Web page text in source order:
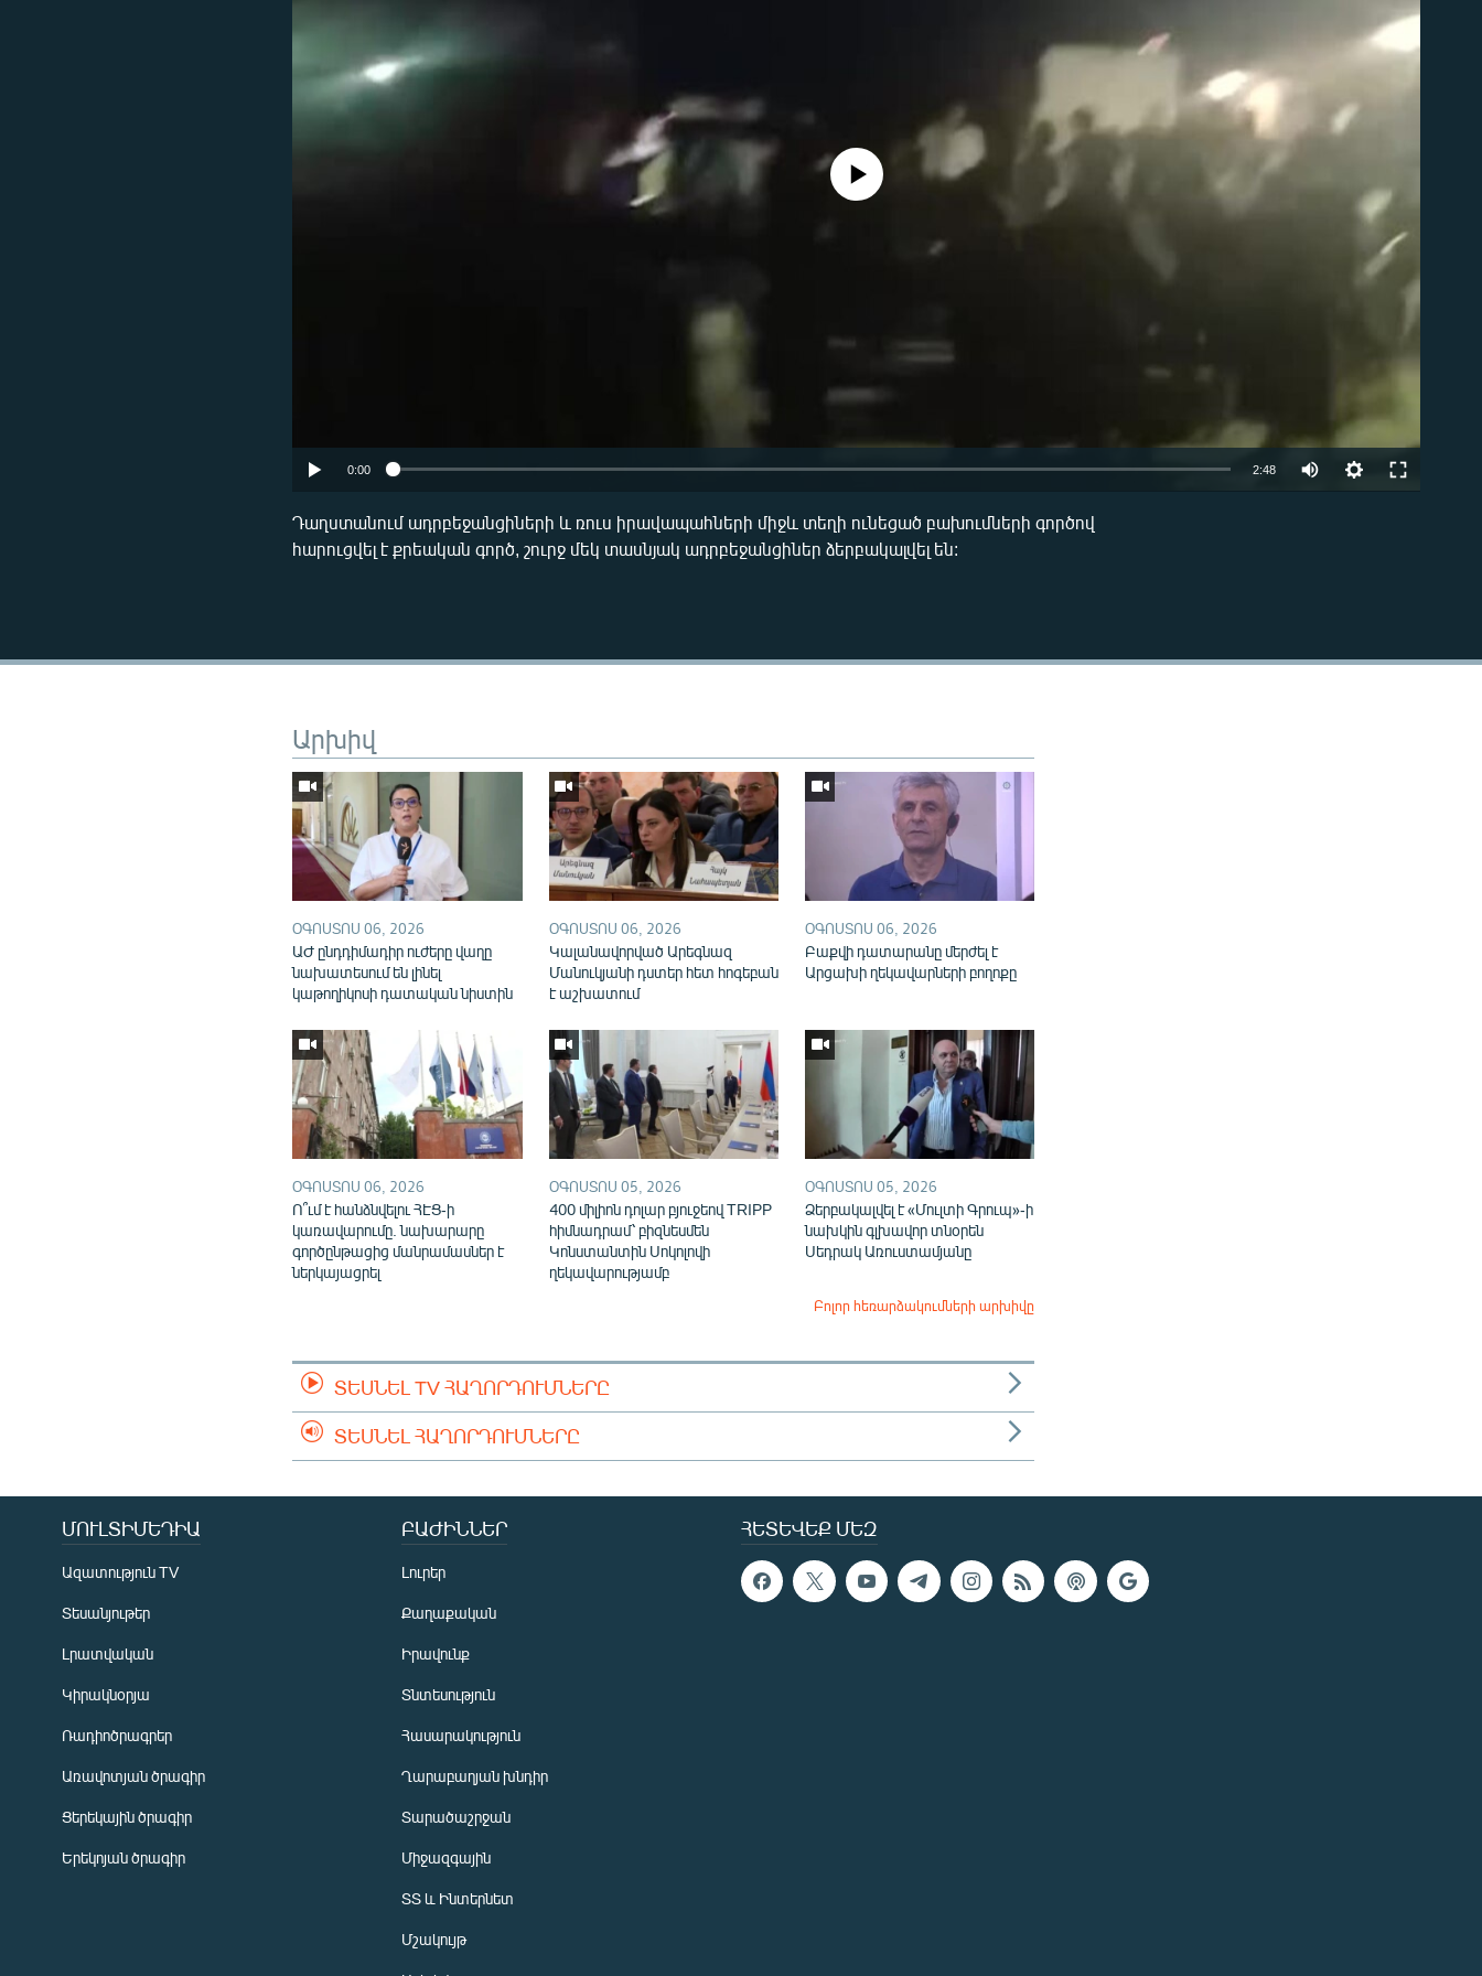
270p 360p
No media source currently available
0:00 2:48
Դաղստանում ադրբեջանցիների և ռուս իրավապահների միջև տեղի ունեցած բախումների գործով
հարուցվել է քրեական գործ, շուրջ մեկ տասնյակ ադրբեջանցիներ ձերբակալվել են:
Արխիվ
ՕԳՈՍՏՈՍ 06, 2026
ԱԺ ընդդիմադիր ուժերը վաղը
նախատեսում են լինել
կաթողիկոսի դատական նիստին
ՕԳՈՍՏՈՍ 06, 2026
Կալանավորված Արեգնազ
Մանուկյանի դստեր հետ հոգեբան
է աշխատում
ՕԳՈՍՏՈՍ 06, 2026
Բաքվի դատարանը մերժել է
Արցախի ղեկավարների բողոքը
ՕԳՈՍՏՈՍ 06, 2026
Ո՞ւմ է հանձնվելու ՀԷՑ-ի
կառավարումը. նախարարը
գործընթացից մանրամասներ է
ներկայացրել
ՕԳՈՍՏՈՍ 05, 2026
400 միլիոն դոլար բյուջեով TRIPP
հիմնադրամ՝ բիզնեսմեն
Կոնստանտին Սոկոլովի
ղեկավարությամբ
ՕԳՈՍՏՈՍ 05, 2026
Ձերբակալվել է «Մուլտի Գրուպ»-ի
նախկին գլխավոր տնօրեն
Սեդրակ Առուստամյանը
Բոլոր հեռարձակումների արխիվը
ՏԵՍՆԵԼ TV ՀԱՂՈՐԴՈՒՄՆԵՐԸ
ՏԵՍՆԵԼ ՀԱՂՈՐԴՈՒՄՆԵՐԸ
ՀԵՏԵՎԵՔ ՄԵԶ
ՄՈՒԼՏԻՄԵԴԻԱ
Ազատություն TV
Տեսանյութեր
Լրատվական
Կիրակնօրյա
Ռադիոծրագրեր
Առավոտյան ծրագիր
Ցերեկային ծրագիր
Երեկոյան ծրագիր
ԲԱԺԻՆՆԵՐ
Լուրեր
Քաղաքական
Իրավունք
Տնտեսություն
Հասարակություն
Ղարաբաղյան խնդիր
Տարածաշրջան
Միջազգային
ՏՏ և Ինտերնետ
Մշակույթ